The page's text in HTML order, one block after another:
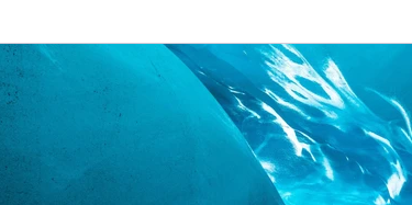
Camino de Asturias Promociones España
Avistamiento de fauna Viajes a medida Islandia